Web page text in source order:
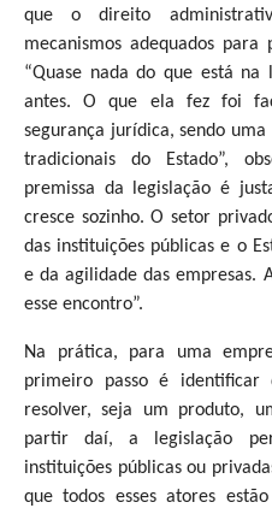
que o direito
mecanismos adequados
“Quase nada do que está
antes. O que ela fez foi
segurança jurídica, sendo
tradicionais do Estado”,
premissa da legislação é
cresce sozinho. O setor
das instituições públicas e o
e da agilidade das empresas.
esse encontro”.
Na prática, para uma
primeiro passo é
resolver, seja um produto,
partir daí, a legislação
instituições públicas ou
que todos esses atores